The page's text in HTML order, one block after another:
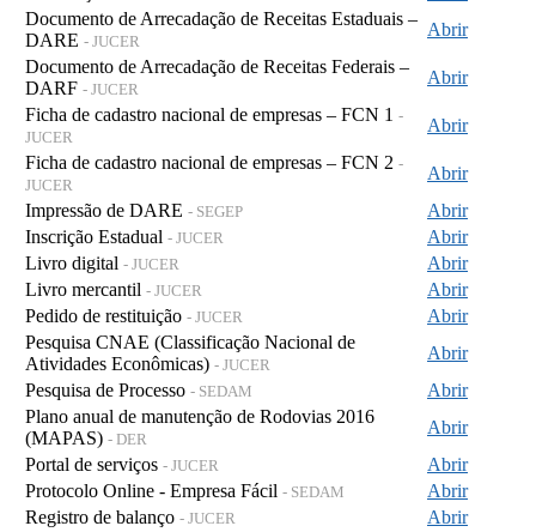
Documento de Arrecadação de Receitas Estaduais –
DARE - JUCER
Abrir
Documento de Arrecadação de Receitas Federais –
DARF - JUCER
Abrir
Ficha de cadastro nacional de empresas – FCN 1 -
JUCER
Abrir
Ficha de cadastro nacional de empresas – FCN 2 -
JUCER
Abrir
Impressão de DARE - SEGEP
Abrir
Inscrição Estadual - JUCER
Abrir
Livro digital - JUCER
Abrir
Livro mercantil - JUCER
Abrir
Pedido de restituição - JUCER
Abrir
Pesquisa CNAE (Classificação Nacional de
Atividades Econômicas) - JUCER
Abrir
Pesquisa de Processo - SEDAM
Abrir
Plano anual de manutenção de Rodovias 2016
(MAPAS) - DER
Abrir
Portal de serviços - JUCER
Abrir
Protocolo Online - Empresa Fácil - SEDAM
Abrir
Registro de balanço - JUCER
Abrir